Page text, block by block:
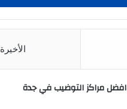
الأخيرة
افضل مراكز التوضيب في جدة